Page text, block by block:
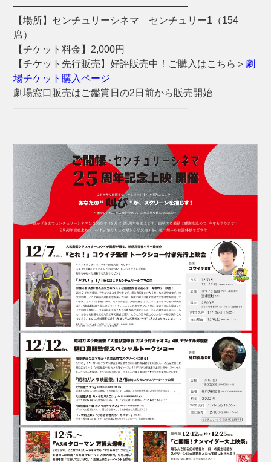
――――――――――――――――――
【場所】センチュリーシネマ センチュリー1（154
席）
【チケット料金】2,000円
【チケット先行販売】好評販売中！ご購入はこちら＞ 劇
場チケット購入ページ
劇場窓口販売はご鑑賞日の2日前から販売開始
――――――――――――――――――